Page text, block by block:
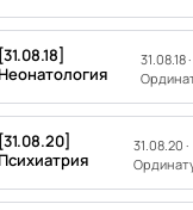
[31.08.18]
31.08.18 ·
[31.08.20]
31.08.20 ·